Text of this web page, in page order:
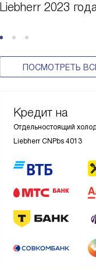
Liebherr 2023
ПОСМОТРЕТЬ
Кредит на
Отдельностоящий
Liebherr CNPbs 4013